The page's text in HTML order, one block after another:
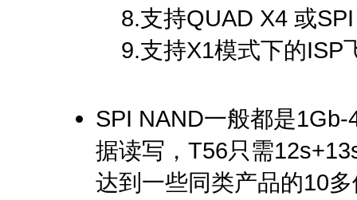
8.支持QUAD X4 或SPI
9.支持X1模式下的ISP飞
SPI NAND一般都是
据读写，T56只需
达到一些同类产品的10